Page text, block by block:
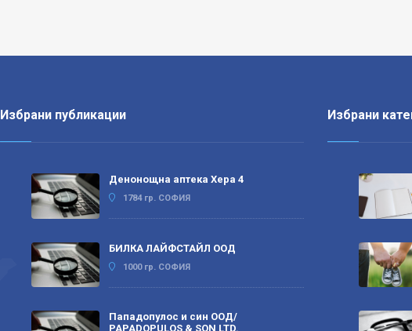
Избрани публикации
Денонощна аптека Хера 4
1784 гр. СОФИЯ
БИЛКА ЛАЙФСТАЙЛ ООД
1000 гр. СОФИЯ
Пападопулос и син ООД/
PAPADOPULOS & SON LTD.
Избрани